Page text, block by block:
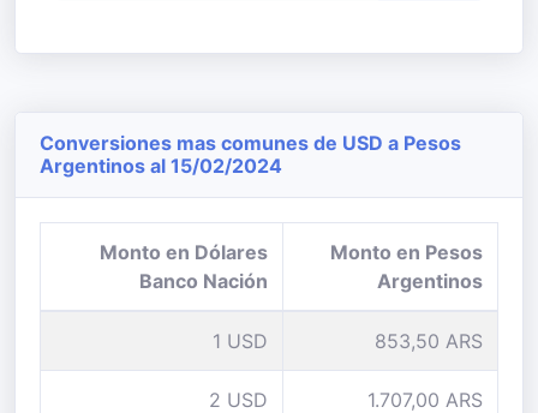
Conversiones mas comunes de USD a Pesos
Argentinos al 15/02/2024
Monto en Dólares
Banco Nación
Monto en Pesos
Argentinos
1 USD 853,50 ARS
2 USD 1.707,00 ARS